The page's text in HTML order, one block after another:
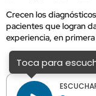
Crecen los
pacientes que logran
experiencia, en
Toca para